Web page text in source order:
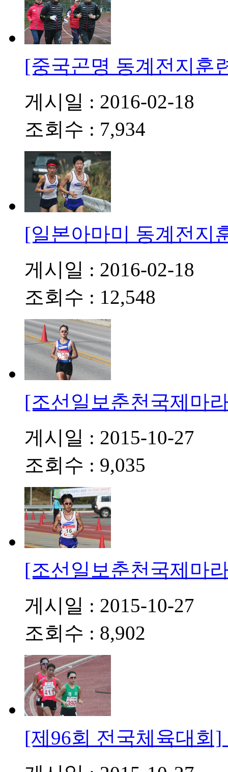
[중국곤명 동계전지훈
게시일 : 2016-02-18
조회수 : 7,934
[일본아마미 동계전지
게시일 : 2016-02-18
조회수 : 12,548
[조선일보춘천국제마
게시일 : 2015-10-27
조회수 : 9,035
[조선일보춘천국제마
게시일 : 2015-10-27
조회수 : 8,902
[제96회 전국체육대회]